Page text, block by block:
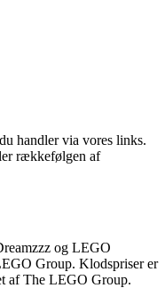
handler via vores links.
rækkefølgen af
og LEGO
Group. Klodspriser er
af The LEGO Group.